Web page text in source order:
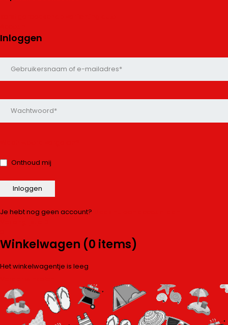
Inloggen
Onthoud mij
Je hebt nog geen account?
Winkelwagen (0 items)
Het winkelwagentje is leeg